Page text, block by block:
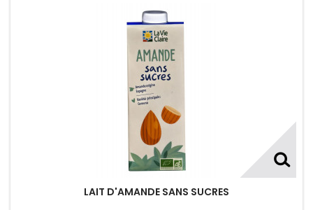
LAIT D'AMANDE SANS SUCRES